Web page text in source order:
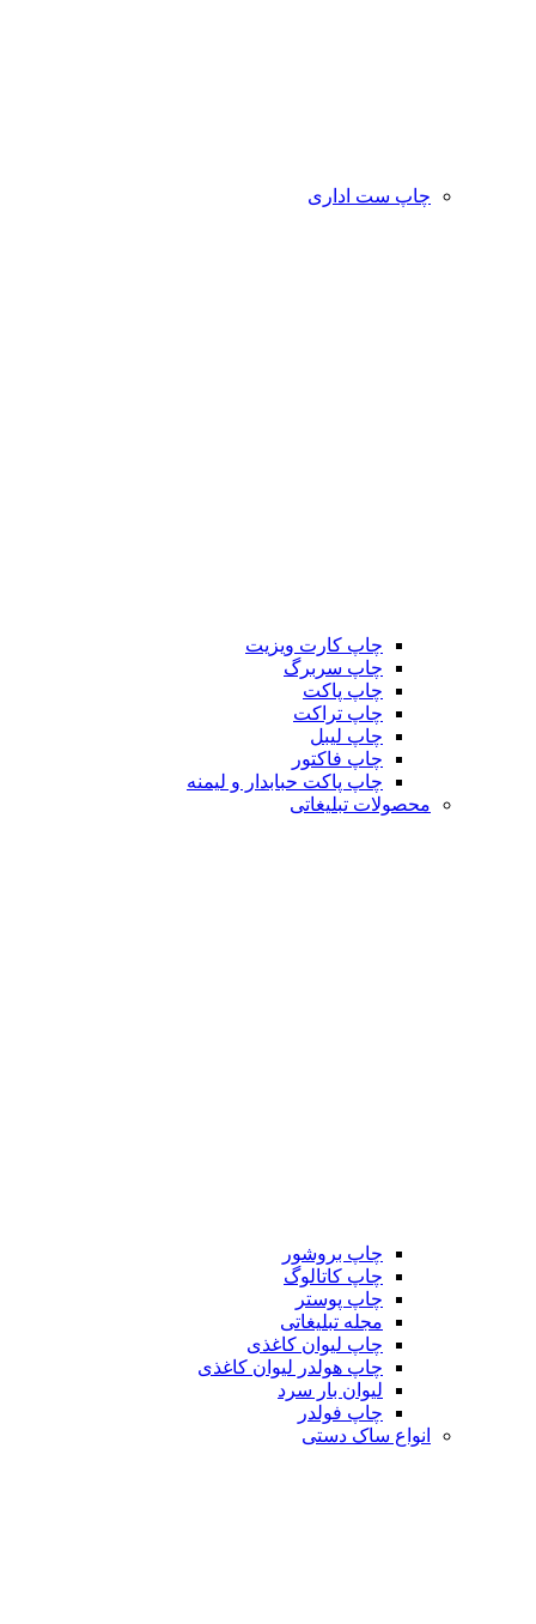
چاپ ست اداری
چاپ کارت ویزیت
چاپ سربرگ
چاپ پاکت
چاپ تراکت
چاپ لیبل
چاپ فاکتور
چاپ پاکت حبابدار و لیمنه
محصولات تبلیغاتی
چاپ بروشور
چاپ کاتالوگ
چاپ پوستر
مجله تبلیغاتی
چاپ لیوان کاغذی
چاپ هولدر لیوان کاغذی
لیوان بار سرد
چاپ فولدر
انواع ساک دستی